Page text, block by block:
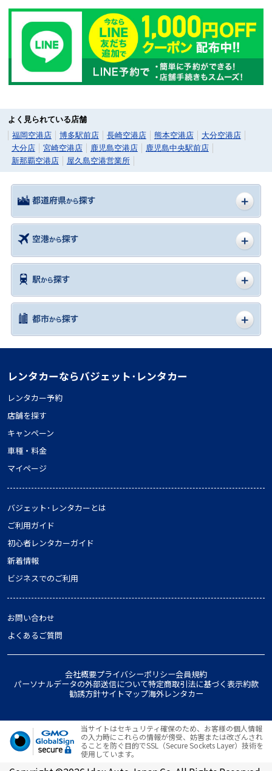
よく見られている店舗
福岡空港店
博多駅前店 長崎空港店 熊本空港店
大分空港店
大分店
宮崎空港店 鹿児島空港店
鹿児島中央駅前店
新那覇空港店
屋久島空港営業所
レンタカーならバジェット･レンタカー
レンタカー予約
店舗を探す
キャンペーン
車種・料金
マイページ
バジェット･レンタカーとは
ご利用ガイド
初心者レンタカーガイド
新着情報
ビジネスでのご利用
お問い合わせ
よくあるご質問
会社概要プライバシーポリシー会員規約
パーソナルデータの外部送信について特定商取引法に基づく表示約款
勧誘方針サイトマップ海外レンタカー
当サイトはセキュリティ確保のため、お客様の個人情報
の入力時にこれらの情報が傍受、妨害または改ざんされ
ることを防ぐ目的でSSL（Secure Sockets Layer）技術を
使用しています。